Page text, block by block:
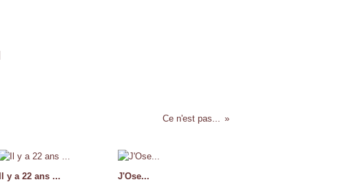
Ce n'est pas...
Il y a 22 ans ... J'Ose...